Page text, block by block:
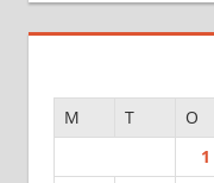
M T O
1